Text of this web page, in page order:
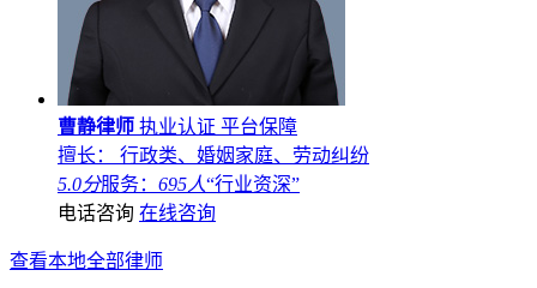
曹静律师 执业认证 平台保障
擅长： 行政类、婚姻家庭、劳动纠纷
5.0分服务： 695人“行业资深”
电话咨询 在线咨询
查看本地全部律师